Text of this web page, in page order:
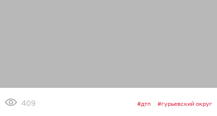
409 дтп гурьевский округ